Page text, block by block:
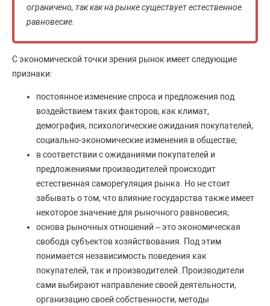
ограничено, так как на рынке существует естественное
равновесие.
С экономической точки зрения рынок имеет следующие
признаки:
постоянное изменение спроса и предложения под
воздействием таких факторов, как климат,
демография, психологические ожидания покупателей,
социально-экономические изменения в обществе;
в соответствии с ожиданиями покупателей и
предложениями производителей происходит
естественная саморегуляция рынка. Но не стоит
забывать о том, что влияние государства также имеет
некоторое значение для рыночного равновесия;
основа рыночных отношений – это экономическая
свобода субъектов хозяйствования. Под этим
понимается независимость поведения как
покупателей, так и производителей. Производители
сами выбирают направление своей деятельности,
организацию своей собственности, методы